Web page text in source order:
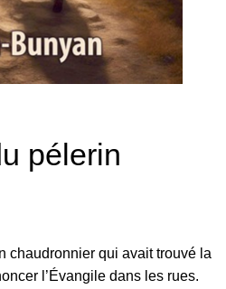
pélerin
chaudronnier qui avait trouvé la
l’Évangile dans les rues.